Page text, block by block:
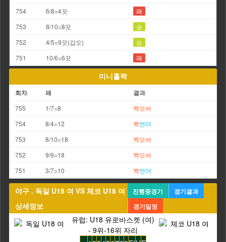
754
6/8=4끗
패
753
8/10=8끗
승
752
4/5=9끗(갑오)
승
751
10/6=6끗 패
미니홀짝
회차 패 결과
755 1/7=8 짝오버
754
8/4=12 짝언더
753
8/10=18 짝오버
752
9/9=18 짝오버
751
3/7=10 짝언더
야구 . 독일 U18 여 VS 체코 U18 여
상세정보
진행중경기
경기결과
경기일정
유럽: U18 유로바스켓 (여)
- 9위-16위 자리